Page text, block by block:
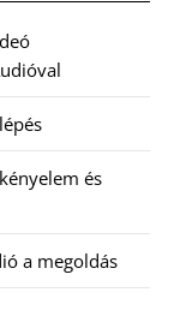
és
a megoldás